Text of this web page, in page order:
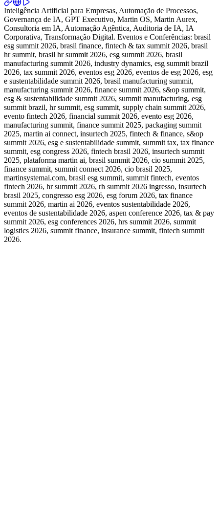
Inteligência Artificial para Empresas, Automação de Processos,
Governança de IA, GPT Executivo, Martin OS, Martin Aurex,
Consultoria em IA, Automação Agêntica, Auditoria de IA, IA
Corporativa, Transformação Digital. Eventos e Conferências: brasil
esg summit 2026, brasil finance, fintech & tax summit 2026, brasil
hr summit, brasil hr summit 2026, esg summit 2026, brasil
manufacturing summit 2026, industry dynamics, esg summit brazil
2026, tax summit 2026, eventos esg 2026, eventos de esg 2026, esg
e sustentabilidade summit 2026, brasil manufacturing summit,
manufacturing summit 2026, finance summit 2026, s&op summit,
esg & sustentabilidade summit 2026, summit manufacturing, esg
summit brazil, hr summit, esg summit, supply chain summit 2026,
evento fintech 2026, financial summit 2026, evento esg 2026,
manufacturing summit, finance summit 2025, packaging summit
2025, martin ai connect, insurtech 2025, fintech & finance, s&op
summit 2026, esg e sustentabilidade summit, summit tax, tax finance
summit, esg congress 2026, fintech brasil 2026, insurtech summit
2025, plataforma martin ai, brasil summit 2026, cio summit 2025,
finance summit, summit connect 2026, cio brasil 2025,
martinsystemai.com, brasil esg summit, summit fintech, eventos
fintech 2026, hr summit 2026, rh summit 2026 ingresso, insurtech
brasil 2025, congresso esg 2026, esg forum 2026, tax finance
summit 2026, martin ai 2026, eventos sustentabilidade 2026,
eventos de sustentabilidade 2026, aspen conference 2026, tax & pay
summit 2026, esg conferences 2026, hrs summit 2026, summit
logistics 2026, summit finance, insurance summit, fintech summit
2026.